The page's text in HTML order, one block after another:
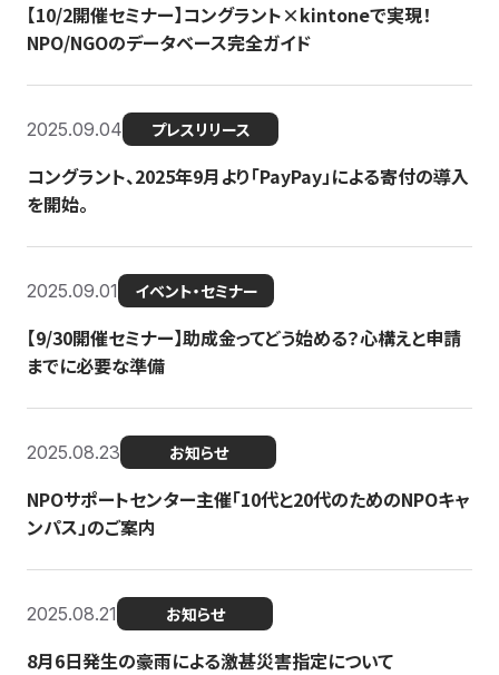
【10/2開催セミナー】コングラント×kintoneで実現！
NPO/NGOのデータベース完全ガイド
2025.09.04 プレスリリース
コングラント、2025年9月より「PayPay」による寄付の導入
を開始。
2025.09.01 イベント・セミナー
【9/30開催セミナー】助成金ってどう始める？心構えと申請
までに必要な準備
2025.08.23 お知らせ
NPOサポートセンター主催「10代と20代のためのNPOキャ
ンパス」のご案内
2025.08.21 お知らせ
8月6日発生の豪雨による激甚災害指定について